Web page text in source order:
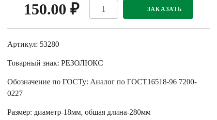
150.00 ₽ ЗАКАЗАТЬ
Артикул: 53280
Товарный знак: РЕЗОЛЮКС
Обозначение по ГОСТу: Аналог по ГОСТ16518-96 7200-
0227
Размер: диаметр-18мм, общая длина-280мм